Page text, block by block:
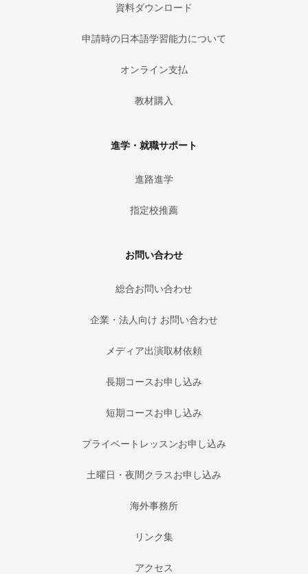
資料ダウンロード
申請時の日本語学習能力について
オンライン支払
教材購入
進学・就職サポート
進路進学
指定校推薦
お問い合わせ
総合お問い合わせ
企業・法人向け お問い合わせ
メディア出演取材依頼
長期コースお申し込み
短期コースお申し込み
プライベートレッスンお申し込み
土曜日・夜間クラスお申し込み
海外事務所
リンク集
アクセス